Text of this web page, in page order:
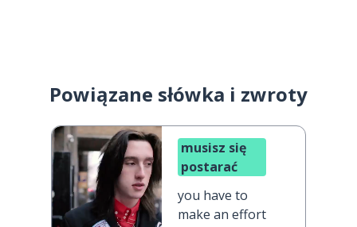
Powiązane słówka i zwroty
musisz się
postarać
you have to
make an effort